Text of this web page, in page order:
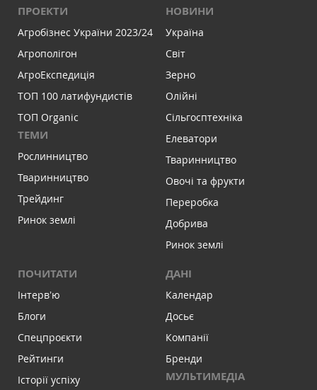
ПРОЕКТИ
Агробізнес України 2023/24
Агрополігон
АгроЕкспедиція
ТОП 100 латифундистів
ТОП Organic
ТЕМИ
Рослинництво
Тваринництво
Трейдинг
Ринок землі
НОВИНИ
Україна
Світ
Зерно
Олійні
Сільгосптехніка
Елеватори
Тваринництво
Овочі та фрукти
Переробка
Добрива
Ринок землі
ПОЧИТАТИ
Інтервʼю
Блоги
Спецпроєкти
Рейтинги
Історії успіху
ДАНІ
Календар
Досьє
Компанії
Бренди
МУЛЬТИМЕДІА